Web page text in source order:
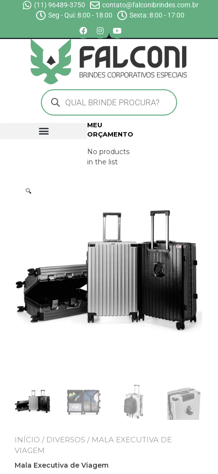
(11) 96489-3750
contato@falconibrindes.com.br
Seg - Qui: 8:00 - 18:00
Sexta: 8:00 - 17:00
MEU
ORÇAMENTO
No products
in the list
🔍
INÍCIO / DIVERSOS / MALA EXECUTIVA DE
VIAGEM
Mala Executiva de Viagem